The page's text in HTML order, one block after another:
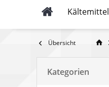
Kältemittel
Übersicht
Kategorien